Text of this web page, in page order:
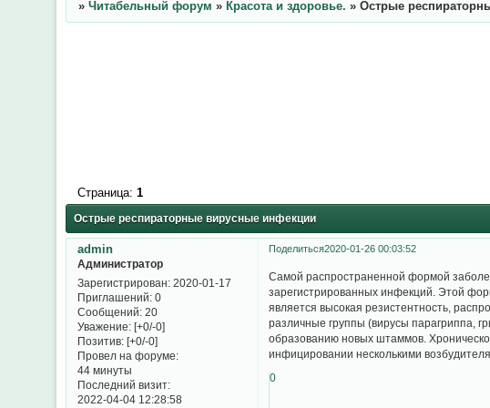
» Читабельный форум » Красота и здоровье. » Острые
Острые респираторные вирусные инфекции
Страница: 1
Поделиться2020-01-26 00:03:52
admin
Администратор
Зарегистрирован: 2020-01-17
Приглашений:0
Сообщений:20
Уважение: [+0/-0]
Позитив: [+0/-0]
Провел на форуме:
44 минуты
Последний визит:
2022-04-04 12:28:58
Cамой распространенной формой
зарегистрированных инфекций. Этой
является высокая резистентность,
различные группы (вирусы парагриппа,
образованию новых штаммов.
инфицировании несколькими
0